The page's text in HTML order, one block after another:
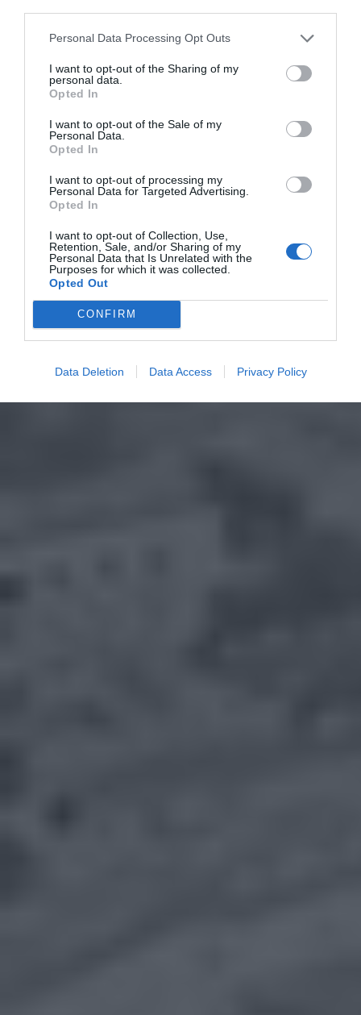
Personal Data Processing Opt Outs
I want to opt-out of the Sharing of my
personal data.
Opted In
I want to opt-out of the Sale of my
Personal Data.
Opted In
I want to opt-out of processing my
Personal Data for Targeted Advertising.
Opted In
I want to opt-out of Collection, Use,
Retention, Sale, and/or Sharing of my
Personal Data that Is Unrelated with the
Purposes for which it was collected.
Opted Out
CONFIRM
Data Deletion Data Access Privacy Policy